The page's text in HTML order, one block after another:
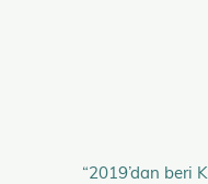
“2019’dan beri